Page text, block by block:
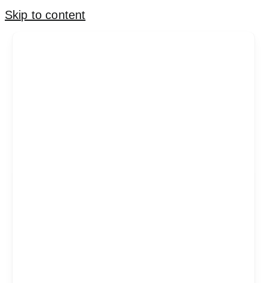
Skip to content